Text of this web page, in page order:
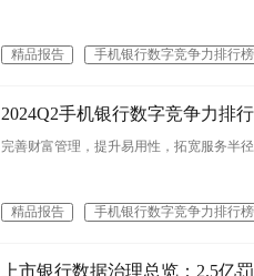
精品报告 手机银行数字竞争力排行榜
2024Q2手机银行数字竞争力排
完善财富管理，提升易用性，拓宽服务半
精品报告 手机银行数字竞争力排行榜
上市银行数据治理总览：2.5亿